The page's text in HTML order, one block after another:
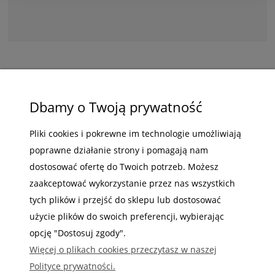
ZAKUPY
POMOC
MOJE KONTO
INFORMACJE
Gdzie nas możesz znaleźć
Dbamy o Twoją prywatność
Pliki cookies i pokrewne im technologie umożliwiają
poprawne działanie strony i pomagają nam
dostosować ofertę do Twoich potrzeb. Możesz
zaakceptować wykorzystanie przez nas wszystkich
tych plików i przejść do sklepu lub dostosować
użycie plików do swoich preferencji, wybierając
opcję "Dostosuj zgody".
Więcej o plikach cookies przeczytasz w naszej
Polityce prywatności.